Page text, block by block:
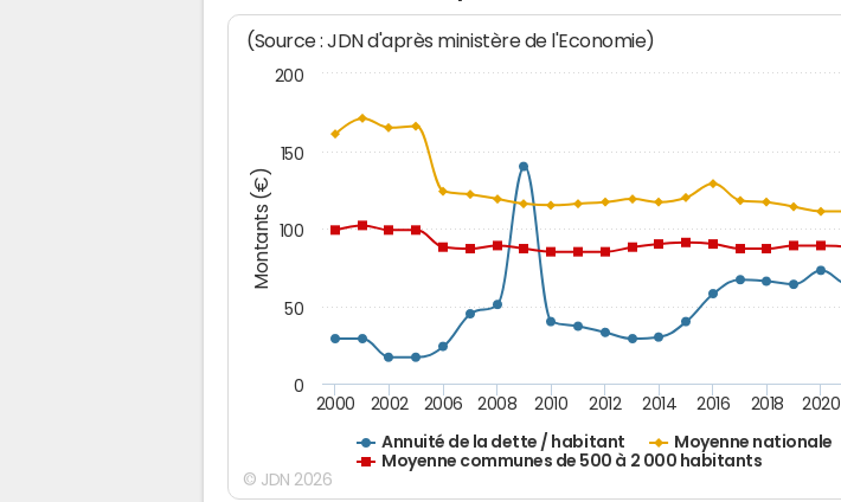
Montants (€)
(Source : JDN d'après ministère de l'Economie)
Annuité de la dette / habitant
Moyenne nationale
Moyenne communes de 500 à 2 000 habitants
2000 2002 2006 2008 2010 2012 2014 2016 2018 2020
0
50
100
150
200
© JDN 2026